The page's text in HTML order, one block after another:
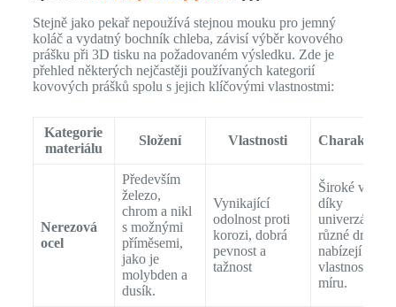
Stejně jako pekař nepoužívá stejnou mouku pro jemný
koláč a vydatný bochník chleba, závisí výběr kovového
prášku při 3D tisku na požadovaném výsledku. Zde je
přehled některých nejčastěji používaných kategorií
kovových prášků spolu s jejich klíčovými vlastnostmi:
Kategorie
materiálu
Složení Vlastnosti
Nerezová
ocel
Především
železo,
chrom a nikl
s možnými
příměsemi,
jako je
molybden a
dusík.
Vynikající
odolnost proti
korozi, dobrá
pevnost a
tažnost
Široké využití
díky
různé druhy
nabízejí
vlastnosti na
míru.